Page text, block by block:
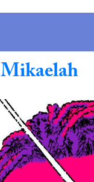
Mikaelah